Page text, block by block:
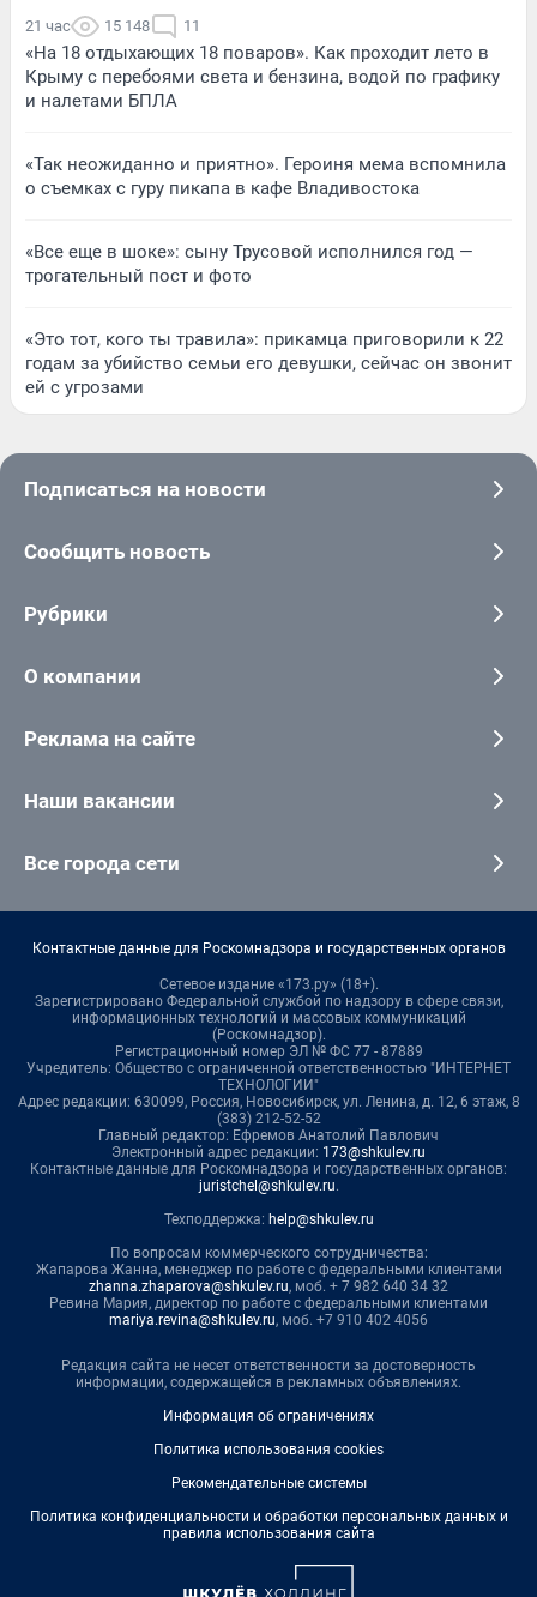
21 час 15 148 11
«На 18 отдыхающих 18 поваров». Как проходит лето в
Крыму с перебоями света и бензина, водой по графику
и налетами БПЛА
«Так неожиданно и приятно». Героиня мема вспомнила
о съемках с гуру пикапа в кафе Владивостока
«Все еще в шоке»: сыну Трусовой исполнился год —
трогательный пост и фото
«Это тот, кого ты травила»: прикамца приговорили к 22
годам за убийство семьи его девушки, сейчас он звонит
ей с угрозами
Подписаться на новости
Сообщить новость
Рубрики
О компании
Реклама на сайте
Наши вакансии
Все города сети
Контактные данные для Роскомнадзора и государственных органов
Сетевое издание «173.ру» (18+).
Зарегистрировано Федеральной службой по надзору в сфере связи,
информационных технологий и массовых коммуникаций
(Роскомнадзор).
Регистрационный номер ЭЛ № ФС 77 - 87889
Учредитель: Общество с ограниченной ответственностью "ИНТЕРНЕТ
ТЕХНОЛОГИИ"
Адрес редакции: 630099, Россия, Новосибирск, ул. Ленина, д. 12, 6 этаж, 8
(383) 212-52-52
Главный редактор: Ефремов Анатолий Павлович
Электронный адрес редакции: 173@shkulev.ru
Контактные данные для Роскомнадзора и государственных органов:
juristchel@shkulev.ru.
Техподдержка: help@shkulev.ru
По вопросам коммерческого сотрудничества:
Жапарова Жанна, менеджер по работе с федеральными клиентами
zhanna.zhaparova@shkulev.ru, моб. + 7 982 640 34 32
Ревина Мария, директор по работе с федеральными клиентами
mariya.revina@shkulev.ru, моб. +7 910 402 4056
Редакция сайта не несет ответственности за достоверность
информации, содержащейся в рекламных объявлениях.
Информация об ограничениях
Политика использования cookies
Рекомендательные системы
Политика конфиденциальности и обработки персональных данных и
правила использования сайта